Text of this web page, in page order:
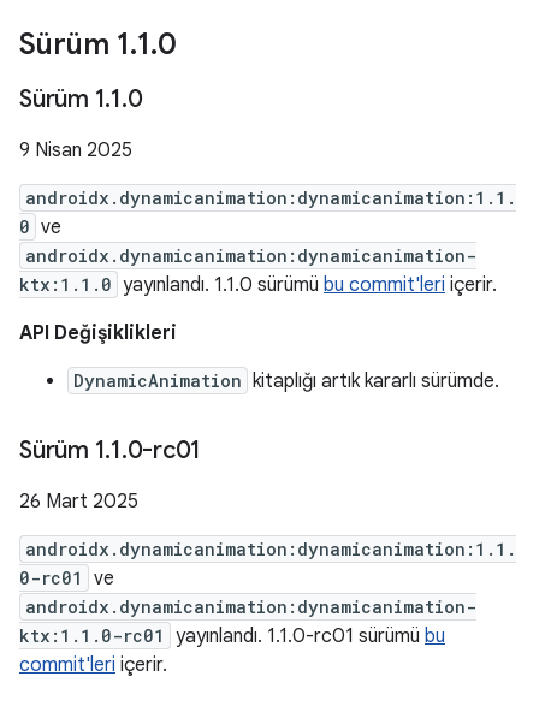
Sürüm 1.1.0
Sürüm 1.1.0
9 Nisan 2025
androidx.dynamicanimation:dynamicanimation:1.1.
0 ve
androidx.dynamicanimation:dynamicanimation-
ktx:1.1.0 yayınlandı. 1.1.0 sürümü bu commit'leri içerir.
API Değişiklikleri
DynamicAnimation kitaplığı artık kararlı sürümde.
Sürüm 1.1.0-rc01
26 Mart 2025
androidx.dynamicanimation:dynamicanimation:1.1.
0-rc01
ve
androidx.dynamicanimation:dynamicanimation-
ktx:1.1.0-rc01
yayınlandı. 1.1.0-rc01 sürümü bu
commit'leri içerir.